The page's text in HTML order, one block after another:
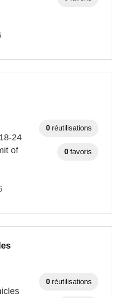
24
of
0 réutilisations
0 favoris
0 réutilisations